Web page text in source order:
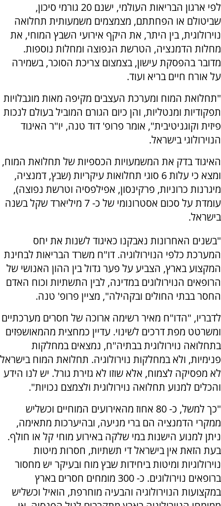
לפי ארגון הבריאות העולמי, ישנם 20 גורמי סיכון,
שביטולם או הפחתתם, מצמצמים משמעותית תחלואה
נוירולוגית, בין היתר, את היקף אירועי השבץ המוחי, את
מחלות הדמנציה, הטרשת הנפוצה ומחלות נוספות.
מדובר בהפסקת עישון, בצמצום צריכת הסוכר, בשמירה
על אורח חיים בריא ועוד.
"תחלואת המוח ומערכת העצבים מקיפה מאות מוגבלויות
תפקודיות ומנטליות, והן כיום הגורם המוביל בעולם לנכות
פיזית וקוגניטיבית", אומר פרופ' דוד טנה, יו"ר האיגוד
הנוירולוגי בישראל.
האיגוד בדק את המשמעויות הכספיות של תחלואת המוח,
ומצא כי עלות 6 סוגי תחלואות עיקריות (שבץ, דמנציה,
מיגרנות כרוניות, פרקינסון, אפילפסיה וטרשת נפוצה),
עומדת על סכום אסטרונומי של כ- 7 מיליארד שקל בשנה
בישראל.
"בשנים האחרונות נאבקנו כאיגוד לשנות את יחס
המערכת כלפי הנוירולוגיה. דו"ח משרד הבריאות לבחינת
המקצוע בארץ, הצביע על פער גדול בין ההון האנושי של
הרופאים הנוירולוגים במדינה, לבין התשתיות וכוח האדם
החסר בבתי החולים ובקהילה", מציין פרופ' טנה.
לדבריו, "הדו"ח מאיר רשימה ארוכה של חסרים מערכתיים
ומשרטט מפת דרכים לשינוי. עדיין כמחצית מהמאושפזים
בתחלואה נוירולוגית בבתיה"ח, נמצאים במחלקות
פנימיות, ולא במחלקות נוירולוגיה. תחלואת המוח בישראל
לא מפסיקה לצמוח, אלא שוזו לא גזירת גורל. יש לנו הידע
והכלים למנוע תחלואה נוירולוגית ולצמצם נכויות".
"כך למשל, כ- 80 אחוז מהאירועים המוחיים וכשליש
ממקרי הדמנציה הם ברי מניעה, ובהיערכות מתאימה,
ניתן למנוע הישנות במי שלקה באירוע מוחי קל או חולף.
בעת הזאת אין בישראל די תשתיות, חסרות מיטות
נוירולוגיות ומיטות ביחידות שבץ מוח ובעיקר יש מחסור
ברופאים נוירולוגים. כ- 300 מומחים חסרים בארץ
במקצועות הנוירולוגיה והבעיה מוחרפת, הואיל וכשליש